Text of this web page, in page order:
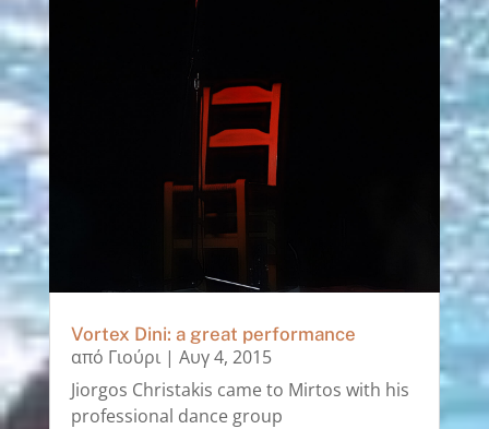
Vortex Dini: a great performance
από Γιούρι| Αυγ 4, 2015
Jiorgos Christakis came to Mirtos with his
professional dance group